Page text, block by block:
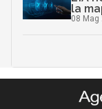
la
08 Mag